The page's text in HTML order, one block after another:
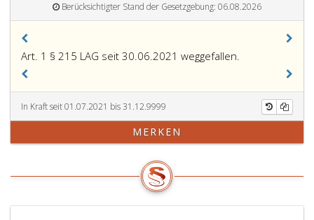
Berücksichtigter Stand der Gesetzgebung: 06.08.2026
Art. 1 § 215 LAG seit 30.06.2021 weggefallen.
In Kraft seit 01.07.2021 bis 31.12.9999
MERKEN